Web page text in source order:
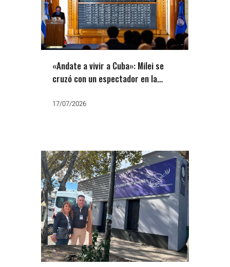
«Andate a vivir a Cuba»: Milei se
cruzó con un espectador en la
17/07/2026